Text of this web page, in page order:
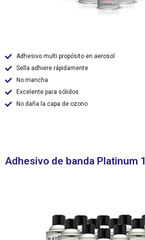
Adhesivo multi propósito en aerosol
Sella adhiere rápidamente
No mancha
Excelente para sólidos
No daña la capa de ozono
Adhesivo de banda Platinum